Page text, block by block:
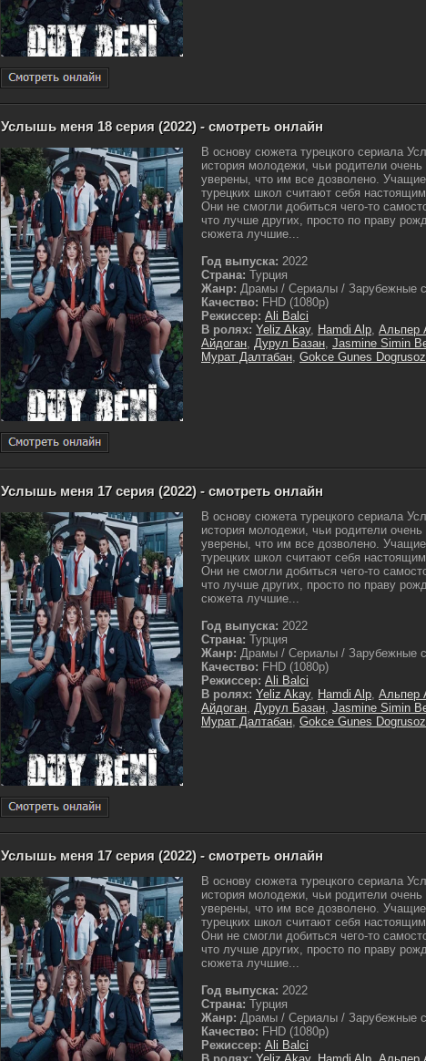
Услышь меня 18 серия (2022) - смотреть онлайн
В основу сюжета турецкого сериала
история молодежи, чьи родители очень
уверены, что им все дозволено.
турецких школ считают себя
Они не смогли добиться чего-то
что лучше других, просто по праву
сюжета лучшие...
Год выпуска: 2022
Страна: Турция
Жанр: Драмы / Сериалы / Зарубежные
Качество: FHD (1080p)
Режиссер: Ali Balci
В ролях: Yeliz Akay, Hamdi Alp, Альпер
Айдоган, Дурул Базан, Jasmine Simin
Мурат Далтабан, Gokce Gunes Dogrusoz
Услышь меня 17 серия (2022) - смотреть онлайн
В основу сюжета турецкого сериала
история молодежи, чьи родители очень
уверены, что им все дозволено.
турецких школ считают себя
Они не смогли добиться чего-то
что лучше других, просто по праву
сюжета лучшие...
Год выпуска: 2022
Страна: Турция
Жанр: Драмы / Сериалы / Зарубежные
Качество: FHD (1080p)
Режиссер: Ali Balci
В ролях: Yeliz Akay, Hamdi Alp, Альпер
Айдоган, Дурул Базан, Jasmine Simin
Мурат Далтабан, Gokce Gunes Dogrusoz
Услышь меня 17 серия (2022) - смотреть онлайн
В основу сюжета турецкого сериала
история молодежи, чьи родители очень
уверены, что им все дозволено.
турецких школ считают себя
Они не смогли добиться чего-то
что лучше других, просто по праву
сюжета лучшие...
Год выпуска: 2022
Страна: Турция
Жанр: Драмы / Сериалы / Зарубежные
Качество: FHD (1080p)
Режиссер: Ali Balci